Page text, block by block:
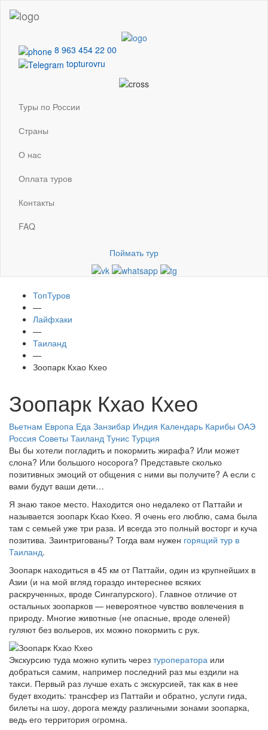
8 963 454 22 00
topturovru
Туры по России
Страны
О нас
Оплата туров
Контакты
FAQ
Поймать тур
ТопТуров
—
Лайфхаки
—
Таиланд
—
Зоопарк Кхао Кхео
Зоопарк Кхао Кхео
Вьетнам Европа Еда Занзибар Индия Календарь Карибы ОАЭ
Россия Советы Таиланд Тунис Турция
Вы бы хотели погладить и покормить жирафа? Или может
слона? Или большого носорога? Представьте сколько
позитивных эмоций от общения с ними вы получите? А если с
вами будут ваши дети…
Я знаю такое место. Находится оно недалеко от Паттайи и
называется зоопарк Кхао Кхео. Я очень его люблю, сама была
там с семьей уже три раза. И всегда это полный восторг и куча
позитива. Заинтригованы? Тогда вам нужен горящий тур в
Таиланд.
Зоопарк находиться в 45 км от Паттайи, один из крупнейших в
Азии (и на мой вгляд гораздо интереснее всяких
раскрученных, вроде Сингапурского). Главное отличие от
остальных зоопарков — невероятное чувство вовлечения в
природу. Многие животные (не опасные, вроде оленей)
гуляют без вольеров, их можно покормить с рук.
Экскурсию туда можно купить через туроператора или
добраться самим, например последний раз мы ездили на
такси. Первый раз лучше ехать с экскурсией, так как в нее
будет входить: трансфер из Паттайи и обратно, услуги гида,
билеты на шоу, дорога между различными зонами зоопарка,
ведь его территория огромна.